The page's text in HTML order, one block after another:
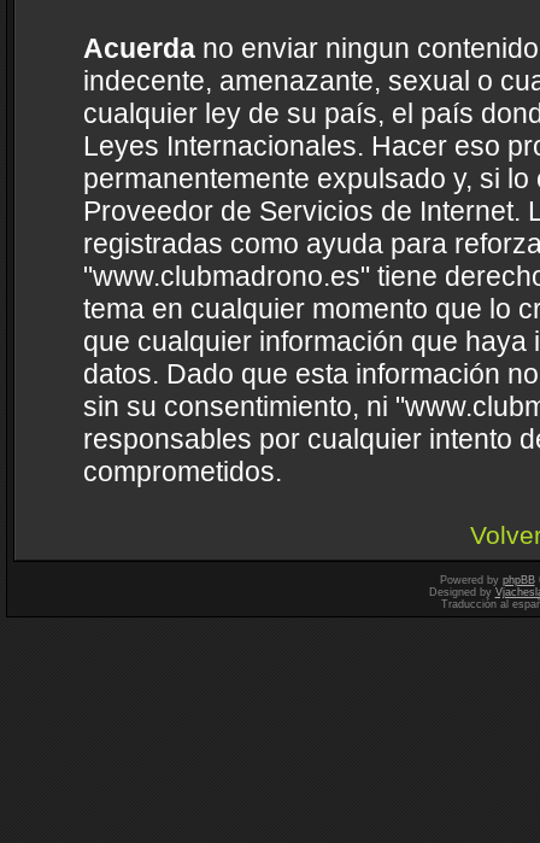
Acuerdano enviar ningun
indecente, amenazante, sexual o
cualquier ley de su país, el país
Leyes Internacionales. Hacer eso
permanentemente expulsado y, si
Proveedor de Servicios de Internet.
registradas como ayuda para
"www.clubmadrono.es" tiene
tema en cualquier momento que lo
que cualquier información que
datos. Dado que esta información
sin su consentimiento, ni
responsables por cualquier intento
comprometidos.
Powered by phpBB
Designed by
Traducción al